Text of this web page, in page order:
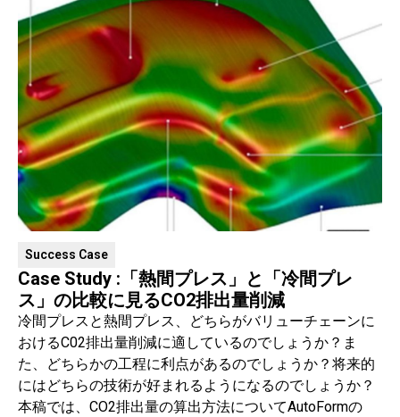
Success Case
Case Study :「熱間プレス」と「冷間プレ
ス」の比較に見るCO2排出量削減
冷間プレスと熱間プレス、どちらがバリューチェーンに
おけるC02排出量削減に適しているのでしょうか？ま
た、どちらかの工程に利点があるのでしょうか？将来的
にはどちらの技術が好まれるようになるのでしょうか？
本稿では、CO2排出量の算出方法についてAutoFormの